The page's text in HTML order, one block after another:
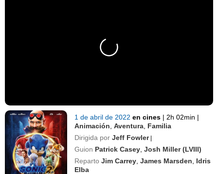
1 de abril de 2022en cines | 2h 02min |
Animación ,Aventura Familia
Dirigida por Jeff Fowler |
Guion Patrick Casey ,Josh Miller (LVIII)
Reparto Jim Carrey ,James Marsden
Idris
Elba